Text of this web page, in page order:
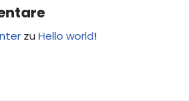
zu Hello world!